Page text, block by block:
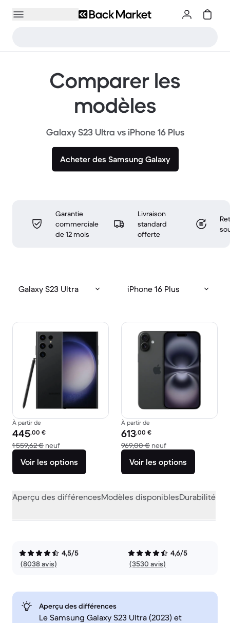
Comparer les
modèles
Galaxy S23 Ultra vs iPhone 16 Plus
Acheter des Samsung Galaxy
Garantie
commerciale
de 12 mois
Livraison
standard
offerte
Galaxy S23 Ultra iPhone 16 Plus
À partir de
Prix reconditionné :
445,00 €
1 559,62 € neufcontre 1 559,62 € neuf
Voir les options
À partir de
Prix reconditionné :
613,00 €
969,00 € neufcontre 969,00 €
Voir les options
Aperçu des différencesModèles disponiblesDurabilité
4,5/5
(8038 avis)
4,6/5
(3530 avis)
Aperçu des différences
Le Samsung Galaxy S23 Ultra (2023) et